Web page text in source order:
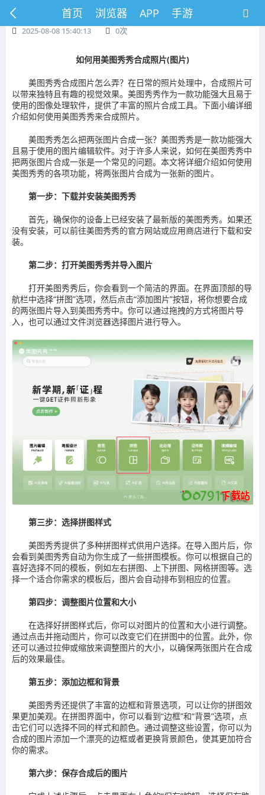
首页 浏览器 APP 手游
2025-08-08 15:40:13 0次
如何用美图秀秀合成照片(图片)
美图秀秀合成图片怎么弄？在日常的照片处理中，合成照片可
以带来独特且有趣的视觉效果。美图秀秀作为一款功能强大且易于
使用的图像处理软件，提供了丰富的照片合成工具。下面小编详细
介绍如何使用美图秀秀来合成照片。
美图秀秀怎么把两张图片合成一张？美图秀秀是一款功能强大
且易于使用的图片编辑软件。对于许多人来说，如何在美图秀秀中
把两张图片合成一张是一个常见的问题。本文将详细介绍如何使用
美图秀秀的各项功能，将两张图片合成为一张新的图片。
第一步：下载并安装美图秀秀
首先，确保你的设备上已经安装了最新版的美图秀秀。如果还
没有安装，可以前往美图秀秀的官方网站或应用商店进行下载和安
装。
第二步：打开美图秀秀并导入图片
打开美图秀秀后，你会看到一个简洁的界面。在界面顶部的导
航栏中选择“拼图”选项，然后点击“添加图片”按钮，将你想要合成
的两张图片导入到美图秀秀中。你可以通过拖拽的方式将图片导
入，也可以通过文件浏览器选择图片进行导入。
第三步：选择拼图样式
美图秀秀提供了多种拼图样式供用户选择。在导入图片后，你
会看到美图秀秀自动为你生成了一些拼图模板。你可以根据自己的
喜好选择不同的模板，例如左右拼图、上下拼图、网格拼图等。选
择一个适合你需求的模板后，图片会自动排布到相应的位置。
第四步：调整图片位置和大小
在选择好拼图样式后，你可以对图片的位置和大小进行调整。
通过点击并拖动图片，你可以改变它们在拼图中的位置。此外，你
还可以通过拉伸或缩放来调整图片的大小，以确保两张图片在合成
后的效果最佳。
第五步：添加边框和背景
美图秀秀还提供了丰富的边框和背景选项，可以让你的拼图效
果更加美观。在拼图界面中，你可以看到“边框”和“背景”选项，点
击它们可以选择不同的样式和颜色。通过调整这些设置，你可以为
合成的图片添加一个漂亮的边框或者更换背景颜色，使其更加符合
你的需求。
第六步：保存合成后的图片